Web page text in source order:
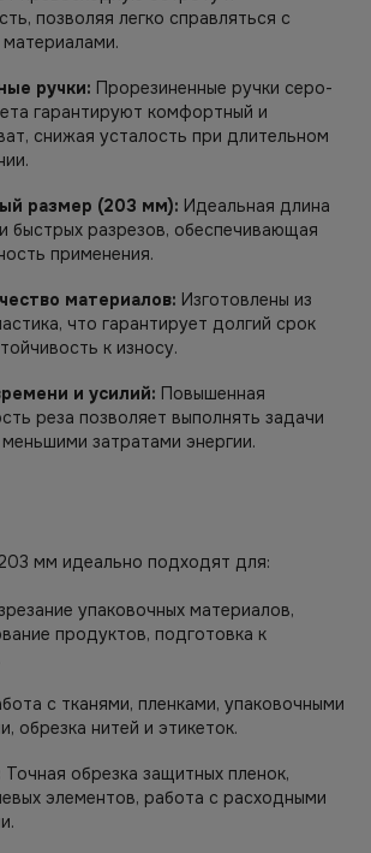
позволяя легко справляться с
ручки: Прорезиненные ручки серо-
гарантируют комфортный и
снижая усталость при длительном
размер (203 мм): Идеальная длина
быстрых разрезов, обеспечивающая
применения.
материалов: Изготовлены из
что гарантирует долгий срок
к износу.
и усилий: Повышенная
реза позволяет выполнять задачи
затратами энергии.
мм идеально подходят для:
упаковочных материалов,
продуктов, подготовка к
с тканями, пленками, упаковочными
обрезка нитей и этикеток.
Точная обрезка защитных пленок,
элементов, работа с расходными